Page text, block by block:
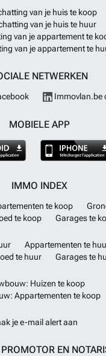
van je huis te koop
van je huis te huur
van je appartement te
van je appartement te
NETWERKEN
Immovlan.be
MOBIELE APP
IMMO INDEX
te koop
te koop
Garages te
Appartementen te
te huur
Garages te
Huizen te koop
Appartementen te koop
je e-mail alert aan
EN